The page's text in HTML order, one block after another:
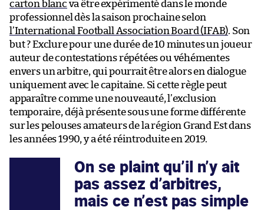
carton blanc va être expérimenté dans le monde
professionnel dès la saison prochaine selon
l’International Football Association Board (IFAB). Son
but ? Exclure pour une durée de 10 minutes un joueur
auteur de contestations répétées ou véhémentes
envers un arbitre, qui pourrait être alors en dialogue
uniquement avec le capitaine. Si cette règle peut
apparaître comme une nouveauté, l’exclusion
temporaire, déjà présente sous une forme différente
sur les pelouses amateurs de la région Grand Est dans
les années 1990, y a été réintroduite en 2019.
On se plaint qu’il n’y ait
pas assez d’arbitres,
mais ce n’est pas simple